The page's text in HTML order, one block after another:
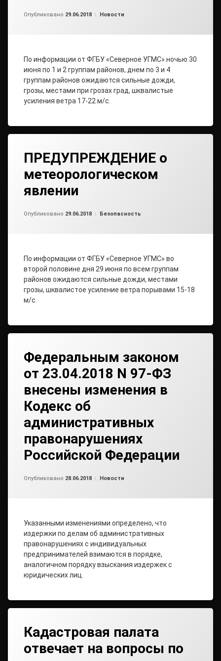
Опубликовано 29.06.2018 Рубрики:
Новости
По информации от ФГБУ «Северное УГМС» ночью 30
июня по 1 и 2 группам районов, днем по 3 и 4
группам районов ожидаются сильные дожди,
грозы, местами при грозах град, шквалистые
усиления ветра 17-22 м/с.
ПРЕДУПРЕЖДЕНИЕ о
метеорологическом
явлении
Опубликовано 29.06.2018 Рубрики:
Безопасность
По информации от ФГБУ «Северное УГМС» во
второй половине дня 29 июня по всем группам
районов ожидаются сильные дожди, местами
грозы, шквалистое усиление ветра порывами 15-18
м/с.
Федеральным законом
от 23.04.2018 N 97-ФЗ
внесены изменения в
Кодекс об
административных
правонарушениях
Российской Федерации
Опубликовано 28.06.2018 Рубрики:
Новости
Указанными изменениями определено, что
издержки по делам об административных
правонарушениях с индивидуальных
предпринимателей взимаются в порядке,
аналогичном порядку взыскания издержек с
юридических лиц.
Кадастровая палата
отвечает на вопросы по